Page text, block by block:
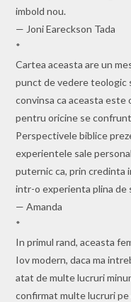
imbold nou.
— Joni Eareckson Tada
*
Cartea aceasta are un
punct de vedere teologic
convinsa ca aceasta
pentru oricine se
Perspectivele biblice
experientele sale
puternic ca, prin credinta
intr-o experienta plina de
— Amanda
*
In primul rand, aceasta
Iov modern, daca ma
atat de multe lucruri
confirmat multe lucruri pe